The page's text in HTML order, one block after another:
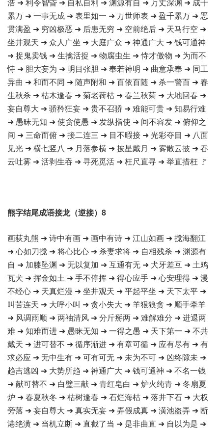
累万 ➜ 一事无成 ➜ 表里如一 ➜ 万世师表 ➜ 盈千累万 ➜ 恶
贯满盈 ➜ 穷凶极恶 ➜ 后患无穷 ➜ 空前绝后 ➜ 天马行空 ➜
坐井观天 ➜ 众人广坐 ➜ 大庭广众 ➜ 神通广大 ➜ 钱可通神
➜ 捉鬼卖钱 ➜ 生擒活捉 ➜ 物腐虫生 ➜ 恃才傲物 ➜ 为而不
恃 ➜ 胆大妄为 ➜ 明目张胆 ➜ 奉若神明 ➜ 曲意承奉 ➜ 同工
异曲 ➜ 和而不同 ➜ 随声附和 ➜ 百依百随 ➜ 杀一警百 ➜ 春
生秋杀 ➜ 枯木逢春 ➜ 菊老荷枯 ➜ 春兰秋菊 ➜ 大地回春 ➜
妄自尊大 ➜ 骄矜狂妄 ➜ 贵不召骄 ➜ 难能可贵 ➜ 知易行难
➜ 愚昧无知 ➜ 使贪使愚 ➜ 发纵指使 ➜ 间不容发 ➜ 俯仰之
间 ➜ 三命而俯 ➜ 接二连三 ➜ 目不暇接 ➜ 光彩夺目 ➜ 八面
见光 ➜ 横七竖八 ➜ 月落参横 ➜ 披星戴月 ➜ 雾散云披 ➜ 吞
云吐雾 ➜ 活剥生吞 ➜ 寻死觅活 ➜ 枉尺直寻 ➜ 举直措枉 🚩
熊字结尾成语接龙（逆接）8
画荻丸熊 ➜ 诗中有画 ➜ 画中有诗 ➜ 江山如画 ➜ 搅海翻江
➜ 心如刀搅 ➜ 将心比心 ➜ 杀妻求将 ➜ 自相残杀 ➜ 渊源有
自 ➜ 加膝坠渊 ➜ 无以复加 ➜ 互通有无 ➜ 犬牙差互 ➜ 土鸡
瓦犬 ➜ 挥金如土 ➜ 手不停挥 ➜ 得心应手 ➜ 心安理得 ➜ 漫
不经心 ➜ 天真烂漫 ➜ 坐井观天 ➜ 平起平坐 ➜ 天下太平 ➜
叫苦连天 ➜ 大呼小叫 ➜ 贪小失大 ➜ 羊狠狼贪 ➜ 顺手牵羊
➜ 风调雨顺 ➜ 两袖清风 ➜ 分斤掰两 ➜ 难解难分 ➜ 进退两
难 ➜ 知难而进 ➜ 愚昧无知 ➜ 一得之愚 ➜ 天下第一 ➜ 不共
戴天 ➜ 进可替不 ➜ 循序渐进 ➜ 有章可循 ➜ 应有尽有 ➜ 有
求必应 ➜ 无中生有 ➜ 可有可无 ➜ 未为不可 ➜ 凶终隙未 ➜
趋吉逃凶 ➜ 大势所趋 ➜ 神通广大 ➜ 钱可通神 ➜ 不名一钱
➜ 献可替不 ➜ 白璧三献 ➜ 青红皂白 ➜ 炉火纯青 ➜ 冬扇夏
炉 ➜ 春夏秋冬 ➜ 枯树逢春 ➜ 石烂海枯 ➜ 落井下石 ➜ 大权
旁落 ➜ 妄自尊大 ➜ 真实无妄 ➜ 弄假成真 ➜ 潢池盗弄 ➜ 断
港绝潢 ➜ 当机立断 ➜ 直截了当 ➜ 是非曲直 ➜ 自以为是 ➜